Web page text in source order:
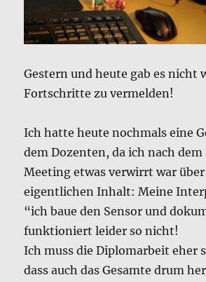
Gestern und heute gab es nicht
Fortschritte zu vermelden!
Ich hatte heute nochmals eine
dem Dozenten, da ich nach
Meeting etwas verwirrt war
eigentlichen Inhalt: Meine
“ich baue den Sensor und
funktioniert leider so nicht!
Ich muss die Diplomarbeit eher
dass auch das Gesamte drum